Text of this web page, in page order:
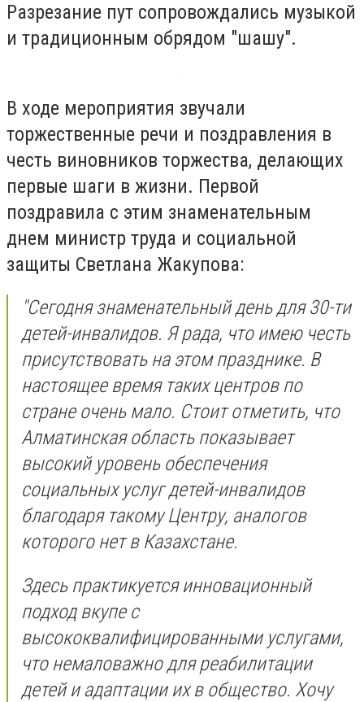
Разрезание пут сопровождались музыкой
и традиционным обрядом "шашу".
В ходе мероприятия звучали
торжественные речи и поздравления в
честь виновников торжества, делающих
первые шаги в жизни. Первой
поздравила с этим знаменательным
днем министр труда и социальной
защиты Светлана Жакупова:
"Сегодня знаменательный день для 30-ти
детей-инвалидов. Я рада, что имею честь
присутствовать на этом празднике. В
настоящее время таких центров по
стране очень мало. Стоит отметить, что
Алматинская область показывает
высокий уровень обеспечения
социальных услуг детей-инвалидов
благодаря такому Центру, аналогов
которого нет в Казахстане.
Здесь практикуется инновационный
подход вкупе с
высококвалифицированными услугами,
что немаловажно для реабилитации
детей и адаптации их в общество. Хочу